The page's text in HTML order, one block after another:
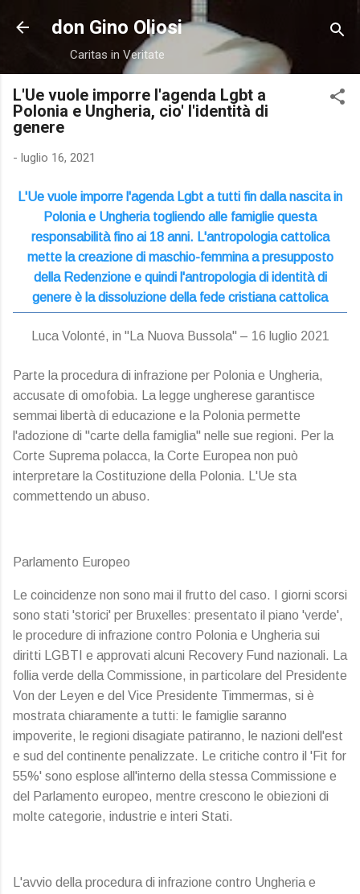
Passa ai contenuti principali
don Gino Oliosi
Caritas in Veritate
L'Ue vuole imporre l'agenda Lgbt a
Polonia e Ungheria, cio' l'identità di
genere
- luglio 16, 2021
L'Ue vuole imporre l'agenda Lgbt a tutti fin dalla nascita in
Polonia e Ungheria togliendo alle famiglie questa
responsabilità fino ai 18 anni. L'antropologia cattolica
mette la creazione di maschio-femmina a presupposto
della Redenzione e quindi l'antropologia di identità di
genere è la dissoluzione della fede cristiana cattolica
Luca Volonté, in "La Nuova Bussola" – 16 luglio 2021
Parte la procedura di infrazione per Polonia e Ungheria,
accusate di omofobia. La legge ungherese garantisce
semmai libertà di educazione e la Polonia permette
l'adozione di "carte della famiglia" nelle sue regioni. Per la
Corte Suprema polacca, la Corte Europea non può
interpretare la Costituzione della Polonia. L'Ue sta
commettendo un abuso.
Parlamento Europeo
Le coincidenze non sono mai il frutto del caso. I giorni scorsi
sono stati 'storici' per Bruxelles: presentato il piano 'verde',
le procedure di infrazione contro Polonia e Ungheria sui
diritti LGBTI e approvati alcuni Recovery Fund nazionali. La
follia verde della Commissione, in particolare del Presidente
Von der Leyen e del Vice Presidente Timmermas, si è
mostrata chiaramente a tutti: le famiglie saranno
impoverite, le regioni disagiate patiranno, le nazioni dell'est
e sud del continente penalizzate. Le critiche contro il 'Fit for
55%' sono esplose all'interno della stessa Commissione e
del Parlamento europeo, mentre crescono le obiezioni di
molte categorie, industrie e interi Stati.
L'avvio della procedura di infrazione contro Ungheria e